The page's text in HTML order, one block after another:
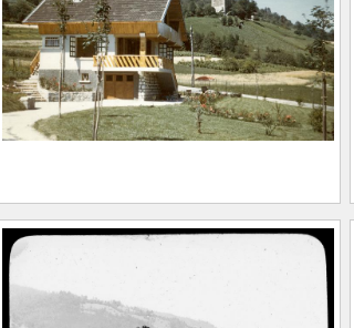
Allevard, 1962)
CE2020.1.83
Maison à Allevard. En arrière
plan, la Tour du Treuil
FEUGIER, Albert Marius
(Saint-Marcellin, 1893 –